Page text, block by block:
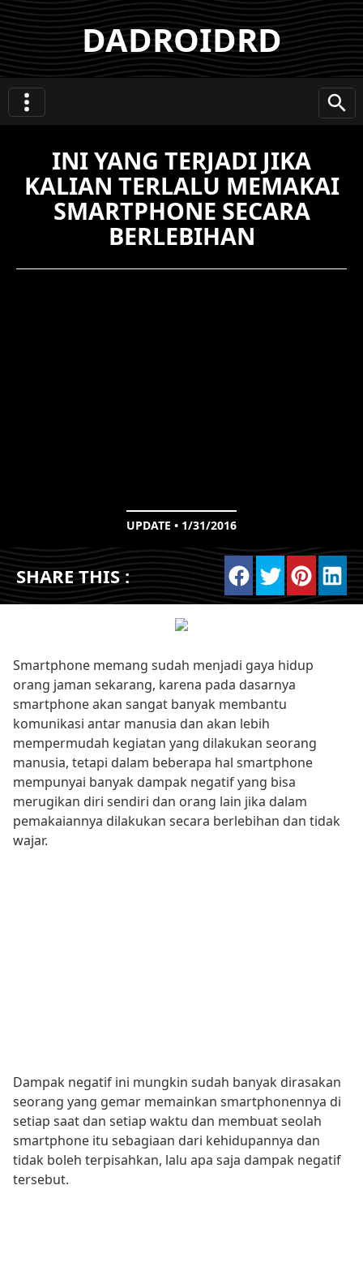
DADROIDRD
INI YANG TERJADI JIKA
KALIAN TERLALU MEMAKAI
SMARTPHONE SECARA
BERLEBIHAN
UPDATE • 1/31/2016
SHARE THIS :
Smartphone memang sudah menjadi gaya hidup
orang jaman sekarang, karena pada dasarnya
smartphone akan sangat banyak membantu
komunikasi antar manusia dan akan lebih
mempermudah kegiatan yang dilakukan seorang
manusia, tetapi dalam beberapa hal smartphone
mempunyai banyak dampak negatif yang bisa
merugikan diri sendiri dan orang lain jika dalam
pemakaiannya dilakukan secara berlebihan dan tidak
wajar.
Dampak negatif ini mungkin sudah banyak dirasakan
seorang yang gemar memainkan smartphonennya di
setiap saat dan setiap waktu dan membuat seolah
smartphone itu sebagiaan dari kehidupannya dan
tidak boleh terpisahkan, lalu apa saja dampak negatif
tersebut.